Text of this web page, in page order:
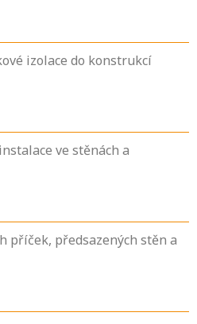
izolace do konstrukcí
ve stěnách a
příček, předsazených stěn a